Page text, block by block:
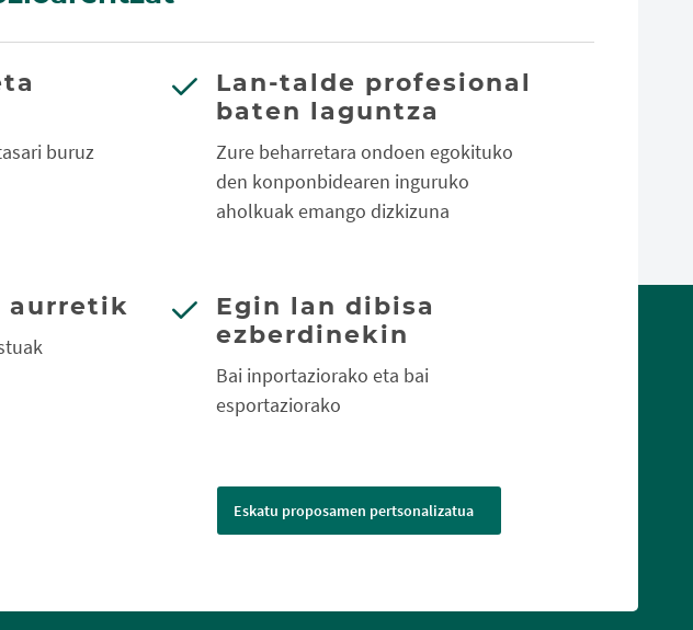
buruz
Lan-talde profesional
baten laguntza
Zure beharretara ondoen egokituko
den konponbidearen inguruko
aholkuak emango dizkizuna
aurretik
Egin lan dibisa
ezberdinekin
Bai inportaziorako eta bai
esportaziorako
Eskatu proposamen pertsonalizatua